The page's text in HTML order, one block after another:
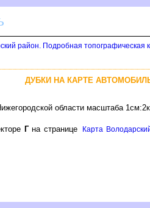
район. Подробная топографическая
ДУБКИ НА КАРТЕ
области масштаба
Гна странице Карта